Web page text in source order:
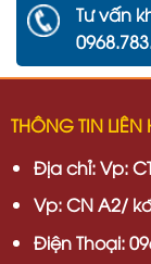
Tư vấn
THÔNG TIN LIÊN
Địa chỉ: Vp:
Vp: CN A2/
Điện Thoại: